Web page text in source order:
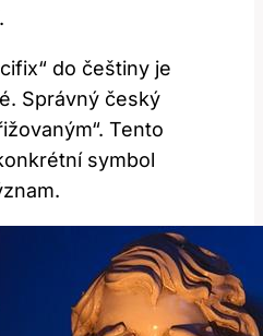
do češtiny je
Správný český
Tento
symbol